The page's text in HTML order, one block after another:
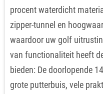
procent waterdicht
zipper-tunnel en
waardoor uw golf
van functionaliteit heeft
bieden: De doorlopende
grote putterbuis, vele